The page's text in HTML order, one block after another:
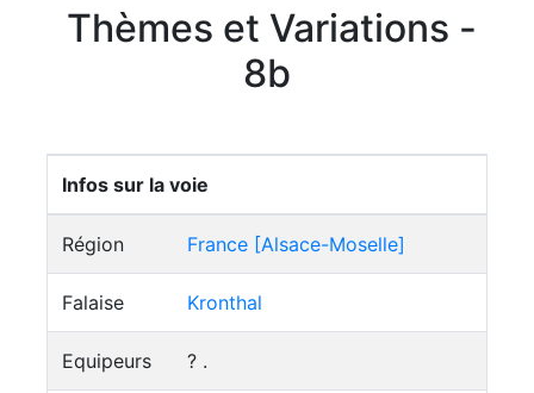
Thèmes et Variations -
8b
Infos sur la voie
Région France [Alsace-Moselle]
Falaise Kronthal
Equipeurs ? .